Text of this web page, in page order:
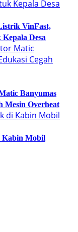
VinFast,
Desa
Banyumas
Mesin Overheat
Kabin Mobil